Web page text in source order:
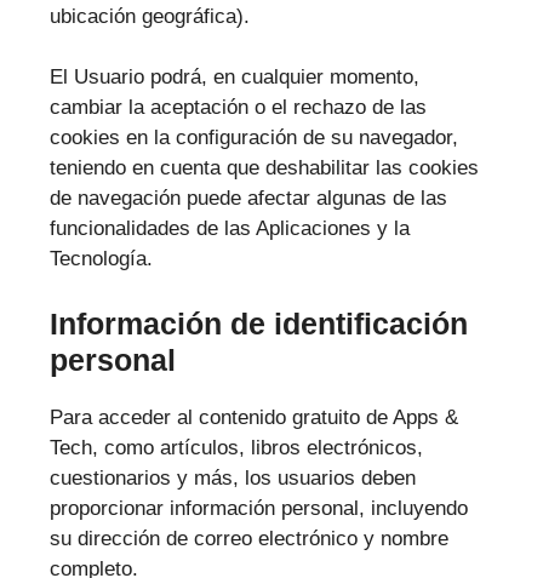
ubicación geográfica).
El Usuario podrá, en cualquier momento,
cambiar la aceptación o el rechazo de las
cookies en la configuración de su navegador,
teniendo en cuenta que deshabilitar las cookies
de navegación puede afectar algunas de las
funcionalidades de las Aplicaciones y la
Tecnología.
Información de identificación
personal
Para acceder al contenido gratuito de Apps &
Tech, como artículos, libros electrónicos,
cuestionarios y más, los usuarios deben
proporcionar información personal, incluyendo
su dirección de correo electrónico y nombre
completo.